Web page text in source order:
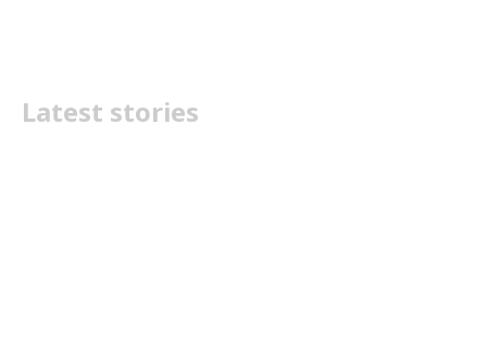
Latest stories